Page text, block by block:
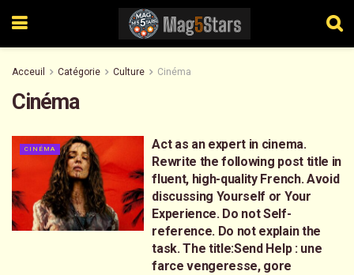
Acceuil Catégorie Culture Cinéma
Cinéma
CINÉMA
Act as an expert in cinema.
Rewrite the following post title in
fluent, high-quality French. Avoid
discussing Yourself or Your
Experience. Do not Self-
reference. Do not explain the
task. The title:Send Help : une
farce vengeresse, gore